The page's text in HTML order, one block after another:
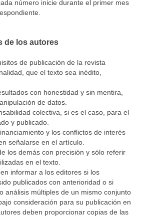
número inicie durante el primer mes
de los autores
de publicación de la revista
que el texto sea inédito,
con honestidad y sin mentira,
de datos.
colectiva, si es el caso, para el
y publicado.
y los conflictos de interés
señalarse en el artículo.
los demás con precisión y sólo referir
en el texto.
informar a los editores si los
publicados con anterioridad o si
análisis múltiples de un mismo conjunto
consideración para su publicación en
deben proporcionar copias de las